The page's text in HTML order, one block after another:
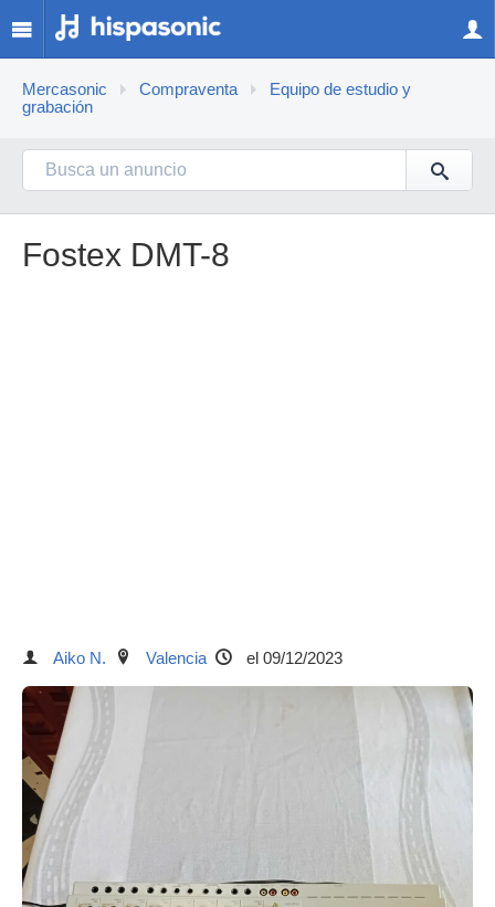
Mercasonic Compraventa
Equipo de estudio y
grabación
Fostex DMT-8
Aiko N. Valencia el 09/12/2023